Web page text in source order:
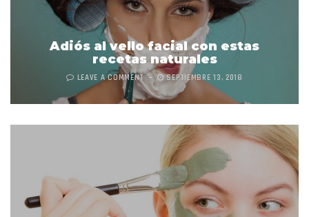
Adiós al vello facial con estas
recetas naturales
LEAVE A COMMENT SEPTIEMBRE 13, 2018